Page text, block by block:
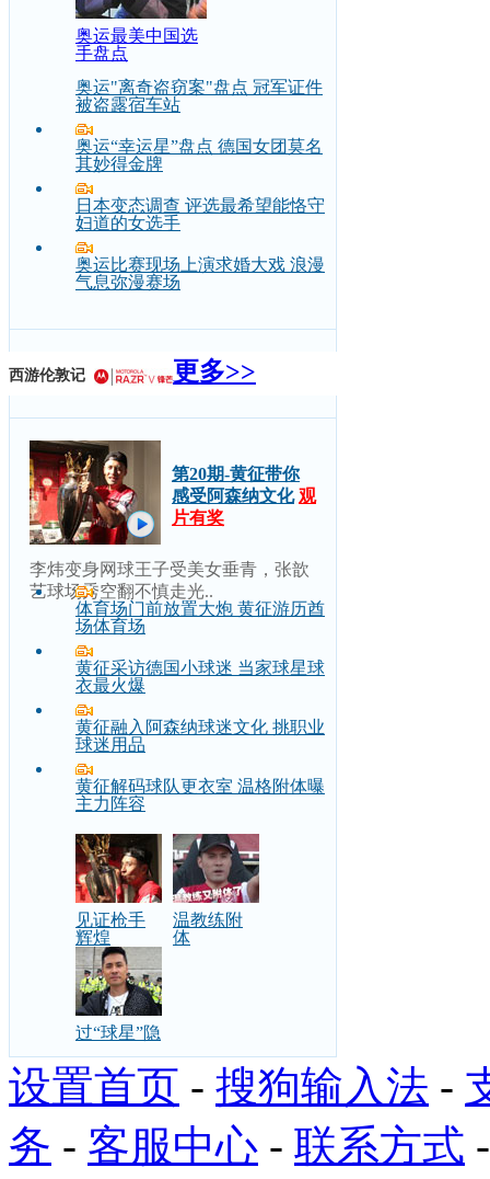
奥运最美中国选
手盘点
奥运"离奇盗窃案"盘点 冠军证件
被盗露宿车站
奥运“幸运星”盘点 德国女团莫名
其妙得金牌
日本变态调查 评选最希望能恪守
妇道的女选手
奥运比赛现场上演求婚大戏 浪漫
气息弥漫赛场
西游伦敦记 更多>>
第20期-黄征带你
感受阿森纳文化 观
片有奖
李炜变身网球王子受美女垂青，张歆
艺球场秀空翻不慎走光..
体育场门前放置大炮 黄征游历酋
场体育场
黄征采访德国小球迷 当家球星球
衣最火爆
黄征融入阿森纳球迷文化 挑职业
球迷用品
黄征解码球队更衣室 温格附体曝
主力阵容
见证枪手
辉煌
温教练附
体
过“球星”隐
设置首页 - 搜狗输入法 -
务 - 客服中心 - 联系方式